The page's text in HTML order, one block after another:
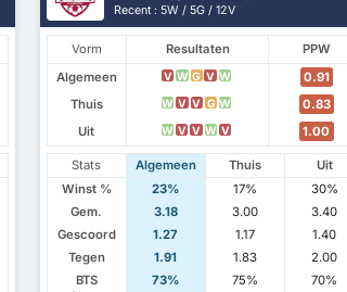
Recent : 5W / 5G / 12V
Vorm Resultaten
PPW
Algemeen
V W G V W
0.91
Thuis
W V V G W
0.83
Uit
W V V W V 1.00
Stats Algemeen Thuis
Uit
Winst %
23% 17%
30%
Gem.
3.18 3.00
3.40
Gescoord
1.27 1.17
1.40
Tegen
1.91 1.83
2.00
BTS
73% 75%
70%